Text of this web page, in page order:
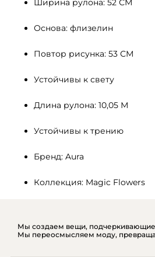
Основа: флизелин
Повтор рисунка: 53 СМ
Устойчивы к свету
Длина рулона: 10,05 М
Устойчивы к трению
Бренд: Aura
Коллекция: Magic Flowers
Мы создаем вещи, подчеркивающие
Мы переосмысляем моду,